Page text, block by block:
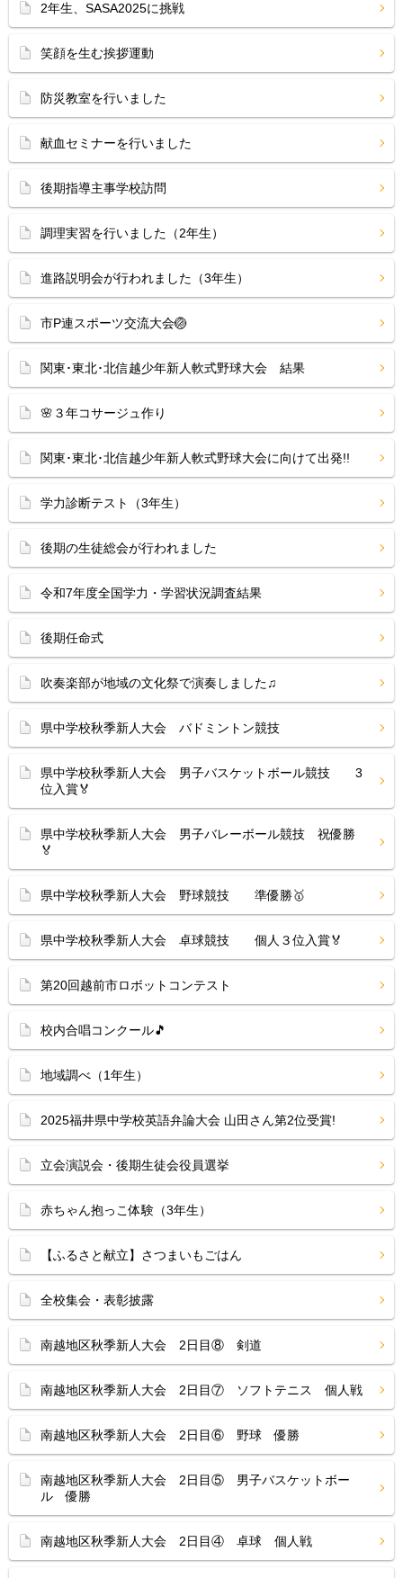
2年生、SASA2025に挑戦
笑顔を生む挨拶運動
防災教室を行いました
献血セミナーを行いました
後期指導主事学校訪問
調理実習を行いました（2年生）
進路説明会が行われました（3年生）
市P連スポーツ交流大会🏐
関東･東北･北信越少年新人軟式野球大会 結果
🌸３年コサージュ作り
関東･東北･北信越少年新人軟式野球大会に向けて出発!!
学力診断テスト（3年生）
後期の生徒総会が行われました
令和7年度全国学力・学習状況調査結果
後期任命式
吹奏楽部が地域の文化祭で演奏しました♫
県中学校秋季新人大会 バドミントン競技
県中学校秋季新人大会 男子バスケットボール競技 3
位入賞🏅
県中学校秋季新人大会 男子バレーボール競技 祝優勝
🏅
県中学校秋季新人大会 野球競技 準優勝🥇
県中学校秋季新人大会 卓球競技 個人３位入賞🏅
第20回越前市ロボットコンテスト
校内合唱コンクール🎵
地域調べ（1年生）
2025福井県中学校英語弁論大会 山田さん第2位受賞!
立会演説会・後期生徒会役員選挙
赤ちゃん抱っこ体験（3年生）
【ふるさと献立】さつまいもごはん
全校集会・表彰披露
南越地区秋季新人大会 2日目⑧ 剣道
南越地区秋季新人大会 2日目⑦ ソフトテニス 個人戦
南越地区秋季新人大会 2日目⑥ 野球 優勝
南越地区秋季新人大会 2日目⑤ 男子バスケットボー
ル 優勝
南越地区秋季新人大会 2日目④ 卓球 個人戦